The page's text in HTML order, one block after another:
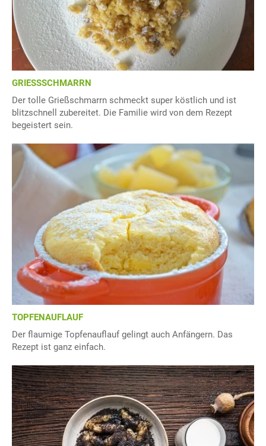
GRIESSSCHMARRN
Der tolle Grießschmarrn schmeckt super köstlich und ist
blitzschnell zubereitet. Die Familie wird von dem Rezept
begeistert sein.
TOPFENAUFLAUF
Der flaumige Topfenauflauf gelingt auch Anfängern. Das
Rezept ist ganz einfach.